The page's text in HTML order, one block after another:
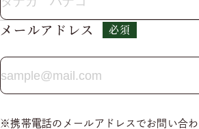
メールアドレス
携帯電話のメールアドレスでお問い合